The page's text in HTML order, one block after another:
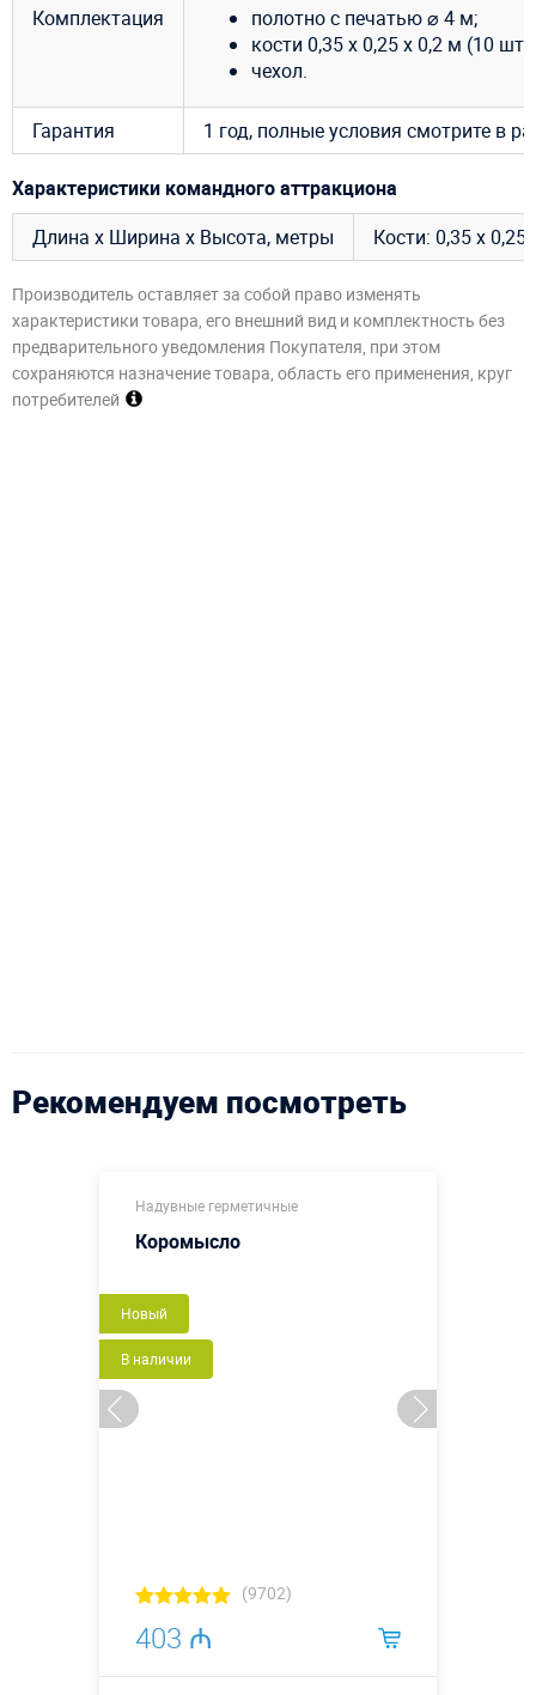
Комплектация
полотно с печатью ⌀ 4 м;
кости 0,35 x 0,25 x 0,2 м (10 шт);
чехол.
Гарантия 1 год, полные условия смотрите в
Характеристики командного аттракциона
Длина х Ширина х Высота, метры
Кости: 0,35 x
Производитель оставляет за собой право изменять
характеристики товара, его внешний вид и комплектность без
предварительного уведомления Покупателя, при этом
сохраняются назначение товара, область его применения, круг
потребителей
Рекомендуем посмотреть
Надувные герметичные
Коромысло
Новый
В наличии
(9702)
403 ₼